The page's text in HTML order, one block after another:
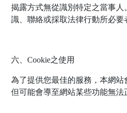
揭露方式無從識別特定之當事
識、聯絡或採取法律行動所必
六、Cookie之使用
為了提供您最佳的服務，本網站
但可能會導至網站某些功能無法